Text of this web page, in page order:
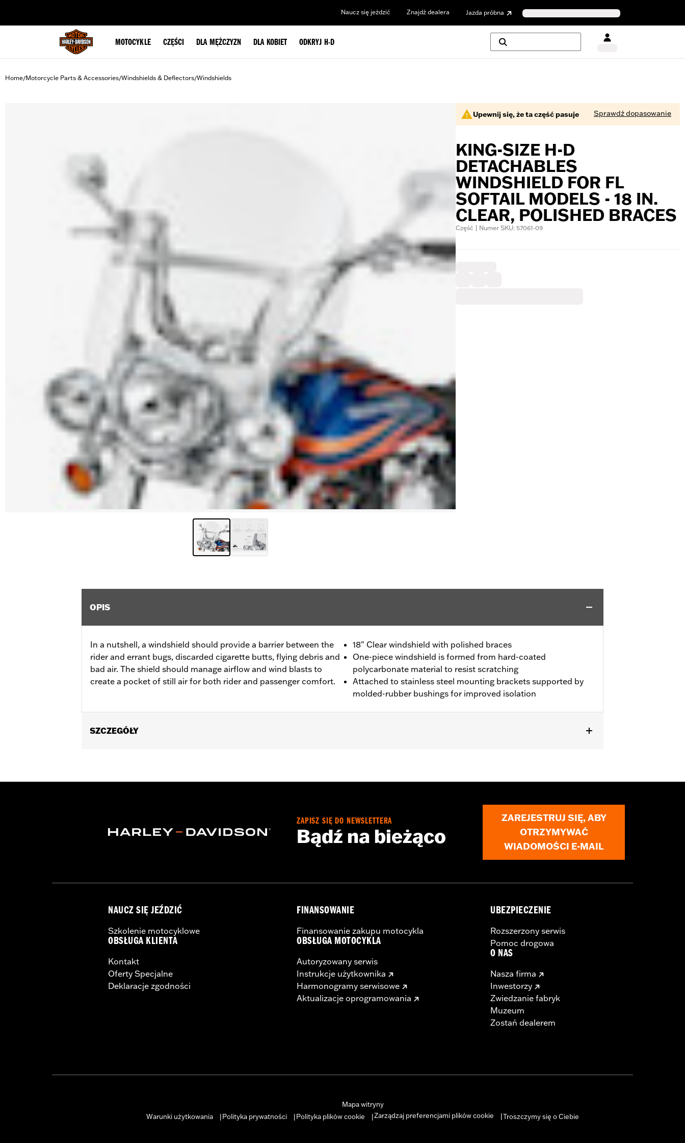
Naucz się jeździć Znajdź dealera Jazda próbna
MOTOCYKLE CZĘŚCI DLA MĘŻCZYZN DLA KOBIET ODKRYJ H-D
Home/Motorcycle Parts & Accessories/Windshields & Deflectors/Windshields
Upewnij się, że ta część pasuje Sprawdź dopasowanie
KING-SIZE H-D
DETACHABLES
WINDSHIELD FOR FL
SOFTAIL MODELS - 18 IN.
CLEAR, POLISHED BRACES
Część | Numer SKU: 57061-09
OPIS
In a nutshell, a windshield should provide a barrier between the
rider and errant bugs, discarded cigarette butts, flying debris and
bad air. The shield should manage airflow and wind blasts to
create a pocket of still air for both rider and passenger comfort.
18" Clear windshield with polished braces
One-piece windshield is formed from hard-coated
polycarbonate material to resist scratching
Attached to stainless steel mounting brackets supported by
molded-rubber bushings for improved isolation
SZCZEGÓŁY
not fit with Custom Auxiliary Lighting Kit P/N 68000051.
In the Box:Windshield and brackets
1 year limited warranty – Go to
ZAPISZ SIĘ DO NEWSLETTERA
Bądź na bieżąco
ZAREJESTRUJ SIĘ, ABY
OTRZYMYWAĆ
WIADOMOŚCI E-MAIL
NAUCZ SIĘ JEŹDZIĆ
Szkolenie motocyklowe
OBSŁUGA KLIENTA
Kontakt
Oferty Specjalne
Deklaracje zgodności
FINANSOWANIE
Finansowanie zakupu motocykla
OBSŁUGA MOTOCYKLA
Autoryzowany serwis
Instrukcje użytkownika
Harmonogramy serwisowe
Aktualizacje oprogramowania
UBEZPIECZENIE
Rozszerzony serwis
Pomoc drogowa
O NAS
Nasza firma
Inwestorzy
Zwiedzanie fabryk
Muzeum
Zostań dealerem
Mapa witryny
Warunki użytkowania
Polityka prywatności Polityka plików cookie Zarządzaj preferencjami plików cookie Troszczymy się o Ciebie